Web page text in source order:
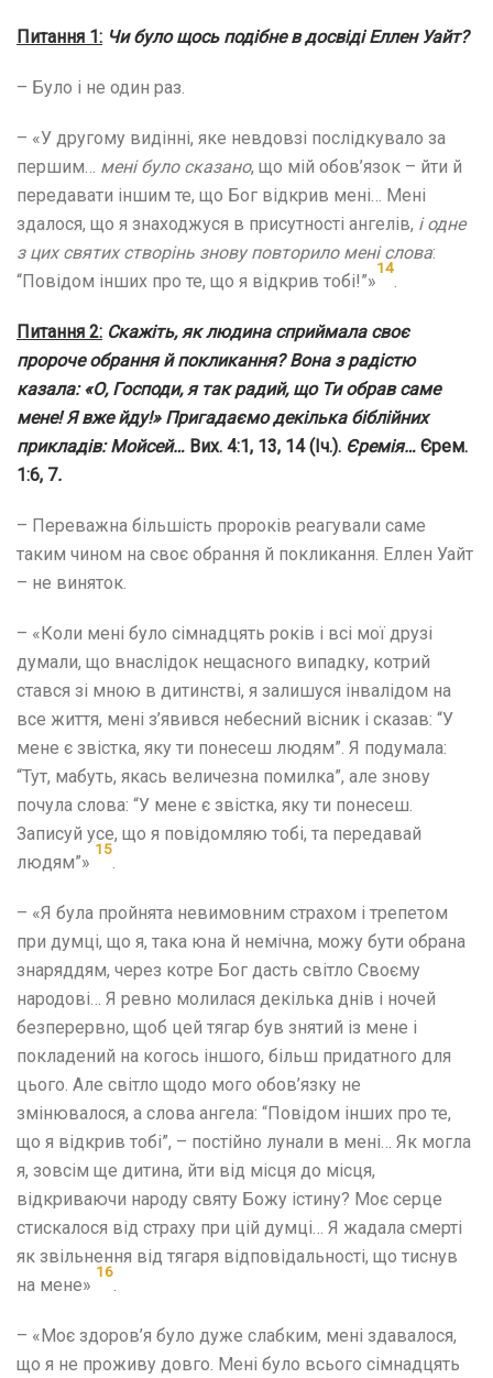
Питання 1: Чи було щось подібне в досвіді Еллен Уайт?
– Було і не один раз.
– «У другому видінні, яке невдовзі послідкувало за
першим… мені було сказано, що мій обов’язок – йти й
передавати іншим те, що Бог відкрив мені… Мені
здалося, що я знаходжуся в присутності ангелів, і одне
з цих святих створінь знову повторило мені слова:
“Повідом інших про те, що я відкрив тобі!”»
14
.
Питання 2: Скажіть, як людина сприймала своє
пророче обрання й покликання? Вона з радістю
казала: «О, Господи, я так радий, що Ти обрав саме
мене! Я вже йду!» Пригадаємо декілька біблійних
прикладів: Мойсей… Вих. 4:1, 13, 14 (Іч.). Єремія… Єрем.
1:6, 7.
– Переважна більшість пророків реагували саме
таким чином на своє обрання й покликання. Еллен Уайт
– не виняток.
– «Коли мені було сімнадцять років і всі мої друзі
думали, що внаслідок нещасного випадку, котрий
стався зі мною в дитинстві, я залишуся інвалідом на
все життя, мені з’явився небесний вісник і сказав: “У
мене є звістка, яку ти понесеш людям”. Я подумала:
“Тут, мабуть, якась величезна помилка”, але знову
почула слова: “У мене є звістка, яку ти понесеш.
Записуй усе, що я повідомляю тобі, та передавай
людям”»
15
.
– «Я була пройнята невимовним страхом і трепетом
при думці, що я, така юна й немічна, можу бути обрана
знаряддям, через котре Бог дасть світло Своєму
народові… Я ревно молилася декілька днів і ночей
безперервно, щоб цей тягар був знятий із мене і
покладений на когось іншого, більш придатного для
цього. Але світло щодо мого обов’язку не
змінювалося, а слова ангела: “Повідом інших про те,
що я відкрив тобі”, – постійно лунали в мені… Як могла
я, зовсім ще дитина, йти від місця до місця,
відкриваючи народу святу Божу істину? Моє серце
стискалося від страху при цій думці… Я жадала смерті
як звільнення від тягаря відповідальності, що тиснув
на мене»
16
.
– «Моє здоров’я було дуже слабким, мені здавалося,
що я не проживу довго. Мені було всього сімнадцять